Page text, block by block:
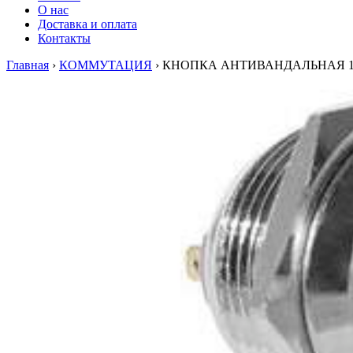
О нас
Доставка и оплата
Контакты
Главная › КОММУТАЦИЯ › КНОПКА АНТИВАНДАЛЬНАЯ